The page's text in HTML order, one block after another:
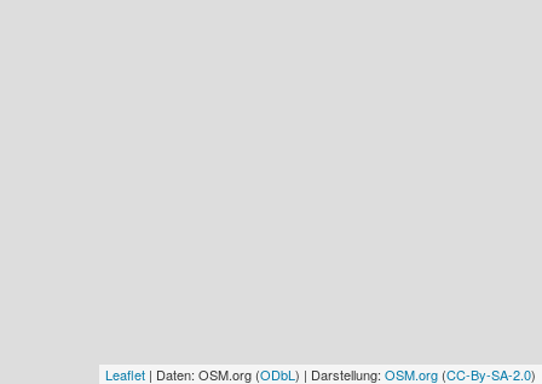
Leaflet | Daten: OSM.org (ODbL ) | Darstellung: OSM.org (CC-By-SA-2.0)